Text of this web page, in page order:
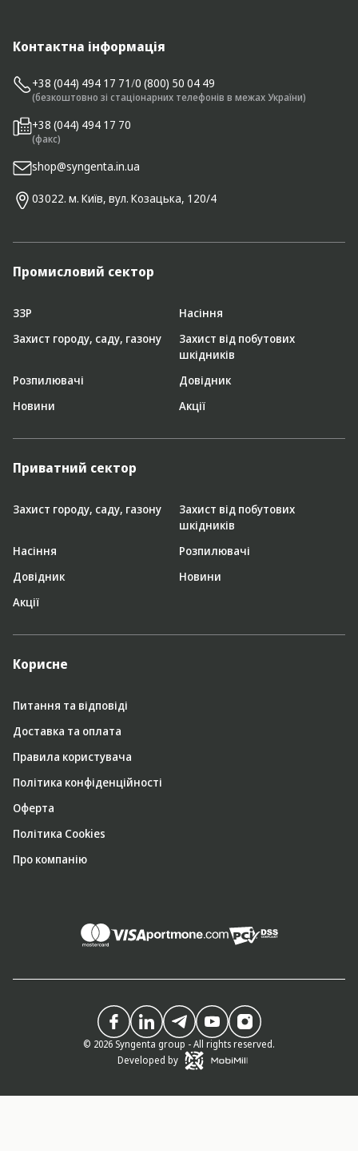
Контактна інформація
+38 (044) 494 17 71/0 (800) 50 04 49
(безкоштовно зі стаціонарних телефонів в межах України)
+38 (044) 494 17 70
(факс)
shop@syngenta.in.ua
03022. м. Київ, вул. Козацька, 120/4
Промисловий сектор
ЗЗР
Насіння
Захист городу, саду, газону
Захист від побутових
шкідників
Розпилювачі
Довідник
Новини
Акції
Приватний сектор
Захист городу, саду, газону
Захист від побутових
шкідників
Насіння
Розпилювачі
Довідник
Новини
Акції
Корисне
Питання та відповіді
Доставка та оплата
Правила користувача
Політика конфіденційності
Оферта
Політика Cookies
Про компанію
© 2026 Syngenta group - All rights reserved.
Developed by